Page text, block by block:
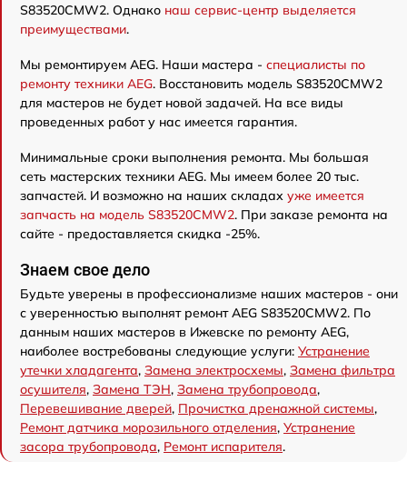
S83520CMW2. Однако наш сервис-центр выделяется
преимуществами.
Мы ремонтируем AEG. Наши мастера - специалисты по
ремонту техники AEG. Восстановить модель S83520CMW2
для мастеров не будет новой задачей. На все виды
проведенных работ у нас имеется гарантия.
Минимальные сроки выполнения ремонта. Мы большая
сеть мастерских техники AEG. Мы имеем более 20 тыс.
запчастей. И возможно на наших складах уже имеется
запчасть на модель S83520CMW2. При заказе ремонта на
сайте - предоставляется скидка -25%.
Знаем свое дело
Будьте уверены в профессионализме наших мастеров - они
с уверенностью выполнят ремонт AEG S83520CMW2. По
данным наших мастеров в Ижевске по ремонту AEG,
наиболее востребованы следующие услуги: Устранение
утечки хладагента, Замена электросхемы, Замена фильтра
осушителя, Замена ТЭН, Замена трубопровода,
Перевешивание дверей, Прочистка дренажной системы,
Ремонт датчика морозильного отделения, Устранение
засора трубопровода, Ремонт испарителя.